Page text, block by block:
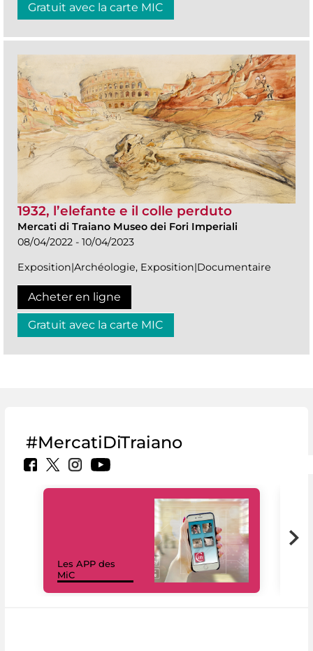
Gratuit avec la carte MIC
1932, l’elefante e il colle perduto
Mercati di Traiano Museo dei Fori Imperiali
08/04/2022 - 10/04/2023
Exposition|Archéologie, Exposition|Documentaire
Acheter en ligne
Gratuit avec la carte MIC
#MercatiDiTraiano
Les APP des
MiC